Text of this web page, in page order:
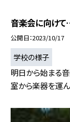
音楽会に向け
公開日 2023/10/17
学校の様子
明日から始まる
室から楽器を運ん